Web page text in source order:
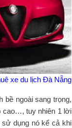
xe du lịch Đà Nẵng
bề ngoài sang trọng,
cao…, tuy nhiên 1 lời
sử dụng nó kể cả khi